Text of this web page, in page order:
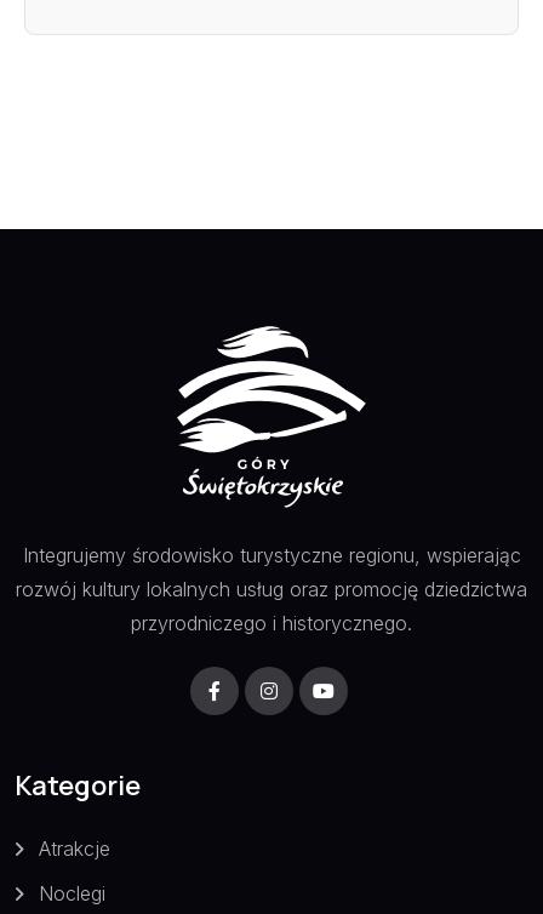
Integrujemy środowisko turystyczne regionu, wspierając
rozwój kultury lokalnych usług oraz promocję dziedzictwa
przyrodniczego i historycznego.
Kategorie
Atrakcje
Noclegi